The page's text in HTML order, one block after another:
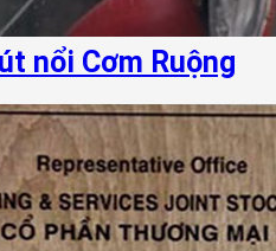
nổi Cơm Ruộng